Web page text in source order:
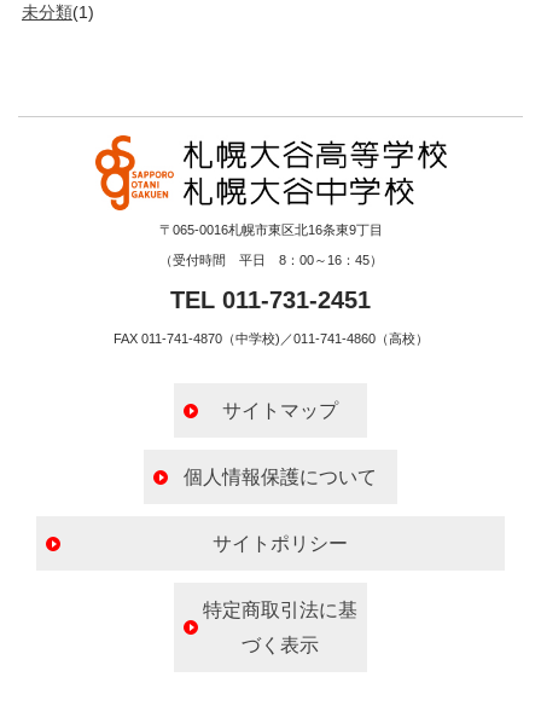
未分類(1)
〒065-0016札幌市東区北16条東9丁目
（受付時間 平日 8：00～16：45）
TEL 011-731-2451
FAX 011-741-4870（中学校)／011-741-4860（高校）
サイトマップ
個人情報保護について
サイトポリシー
特定商取引法に基
づく表示